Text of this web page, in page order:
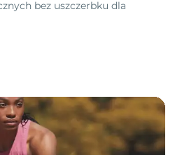
bez uszczerbku dla